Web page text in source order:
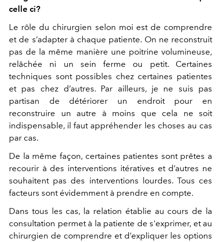
celle ci?
Le rôle du chirurgien selon moi est de comprendre
et de s’adapter à chaque patiente. On ne reconstruit
pas de la même manière une poitrine volumineuse,
relâchée ni un sein ferme ou petit. Certaines
techniques sont possibles chez certaines patientes
et pas chez d’autres. Par ailleurs, je ne suis pas
partisan de détériorer un endroit pour en
reconstruire un autre à moins que cela ne soit
indispensable, il faut appréhender les choses au cas
par cas.
De la même façon, certaines patientes sont prêtes a
recourir à des interventions itératives et d’autres ne
souhaitent pas des interventions lourdes. Tous ces
facteurs sont évidemment à prendre en compte.
Dans tous les cas, la relation établie au cours de la
consultation permet à la patiente de s'exprimer, et au
chirurgien de comprendre et d’expliquer les options